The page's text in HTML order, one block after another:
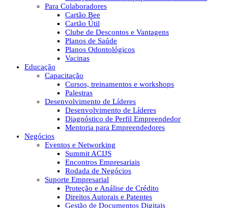
Para Colaboradores
Cartão Bee
Cartão Útil
Clube de Descontos e Vantagens
Planos de Saúde
Planos Odontológicos
Vacinas
Educação
Capacitação
Cursos, treinamentos e workshops
Palestras
Desenvolvimento de Líderes
Desenvolvimento de Líderes
Diagnóstico de Perfil Empreendedor
Mentoria para Empreendedores
Negócios
Eventos e Networking
Summit ACIJS
Encontros Empresariais
Rodada de Negócios
Suporte Empresarial
Proteção e Análise de Crédito
Direitos Autorais e Patentes
Gestão de Documentos Digitais